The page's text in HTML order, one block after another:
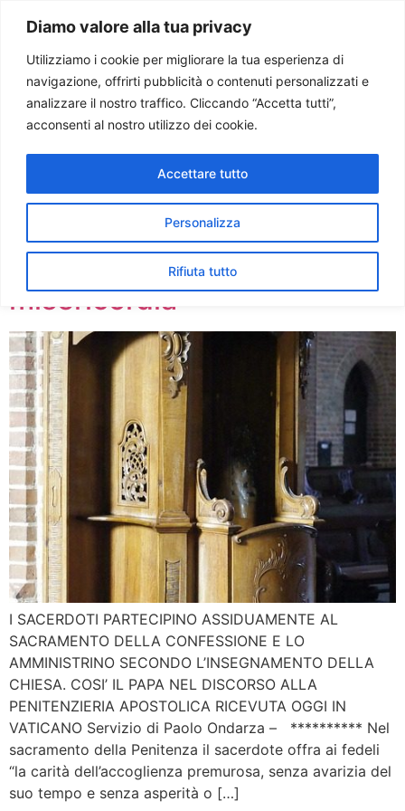
Diamo valore alla tua privacy
Utilizziamo i cookie per migliorare la tua esperienza di
navigazione, offrirti pubblicità o contenuti personalizzati e
analizzare il nostro traffico. Cliccando “Accetta tutti”,
acconsenti al nostro utilizzo dei cookie.
Personalizza
Rifiuta tutto
Accettare tutto
Paolo Ondarza
Tag:esame di
coscienza
Giovanni Paolo II ai
confessori: tradire la verità
del magistero non è
misericordia
I SACERDOTI PARTECIPINO ASSIDUAMENTE AL
SACRAMENTO DELLA CONFESSIONE E LO
AMMINISTRINO SECONDO L’INSEGNAMENTO DELLA
CHIESA. COSI’ IL PAPA NEL DISCORSO ALLA
PENITENZIERIA APOSTOLICA RICEVUTA OGGI IN
VATICANO Servizio di Paolo Ondarza – ********** Nel
sacramento della Penitenza il sacerdote offra ai fedeli
“la carità dell’accoglienza premurosa, senza avarizia del
suo tempo e senza asperità o […]